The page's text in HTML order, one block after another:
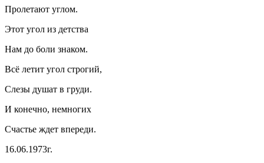
Пролетают углом.
Этот угол из детства
Нам до боли знаком.
Всё летит угол строгий,
Слезы душат в груди.
И конечно, немногих
Счастье ждет впереди.
16.06.1973г.